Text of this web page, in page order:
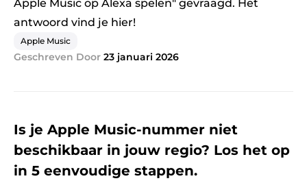
Apple Music op Alexa spelen" gevraagd. Het
antwoord vind je hier!
Apple Music
Geschreven Door 23 januari 2026
Is je Apple Music-nummer niet
beschikbaar in jouw regio? Los het op
in 5 eenvoudige stappen.